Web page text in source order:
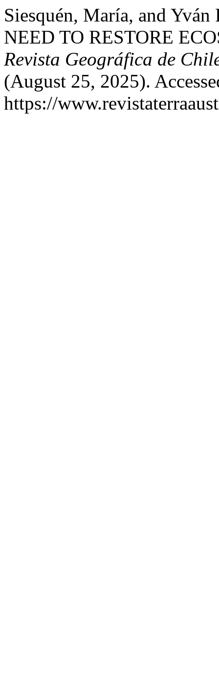
Siesquén, María, and
NEED TO RESTORE
Revista Geográfica de
(August 25, 2025).
https://